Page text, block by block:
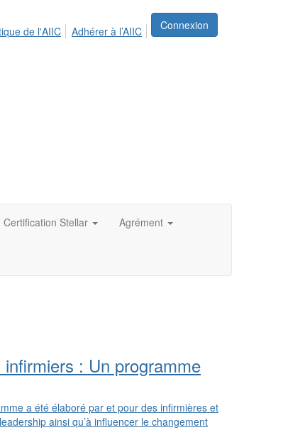
Connexion
de l'AIIC Adhérer à l’AIIC
Certification Stellar Agrément
: Un programme
a été élaboré par et pour des infirmières et
ainsi qu’à influencer le changement